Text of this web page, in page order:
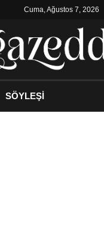
Cuma, Ağustos 7, 2026
SÖYLEŞİ